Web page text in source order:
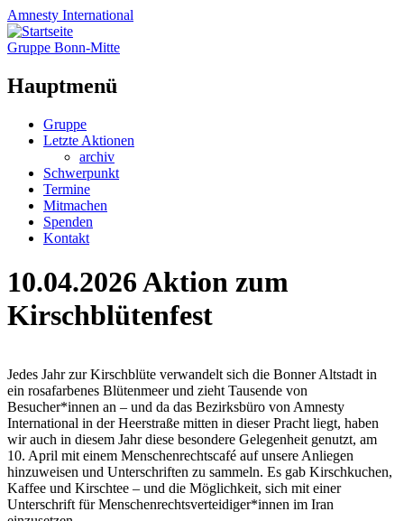
Amnesty International
Gruppe Bonn-Mitte
Hauptmenü
Zum
Inhalt
Gruppe
Letzte Aktionen
archiv
Schwerpunkt
Termine
Mitmachen
Spenden
Kontakt
10.04.2026 Aktion zum
Kirschblütenfest
Jedes Jahr zur Kirschblüte verwandelt sich die Bonner Altstadt in
ein rosafarbenes Blütenmeer und zieht Tausende von
Besucher*innen an – und da das Bezirksbüro von Amnesty
International in der Heerstraße mitten in dieser Pracht liegt, haben
wir auch in diesem Jahr diese besondere Gelegenheit genutzt, am
10. April mit einem Menschenrechtscafé auf unsere Anliegen
hinzuweisen und Unterschriften zu sammeln. Es gab Kirschkuchen,
Kaffee und Kirschtee – und die Möglichkeit, sich mit einer
Unterschrift für Menschenrechtsverteidiger*innen im Iran